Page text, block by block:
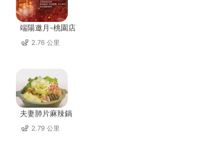
端陽邀月-桃園店
2.76 公里
夫妻肺片麻辣鍋
2.79 公里